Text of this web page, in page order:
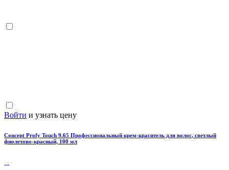
Войти и узнать цену
Concept Profy Touch 9.65 Профессиональный крем-краситель для волос, светлый
фиолетово-красный, 100 мл